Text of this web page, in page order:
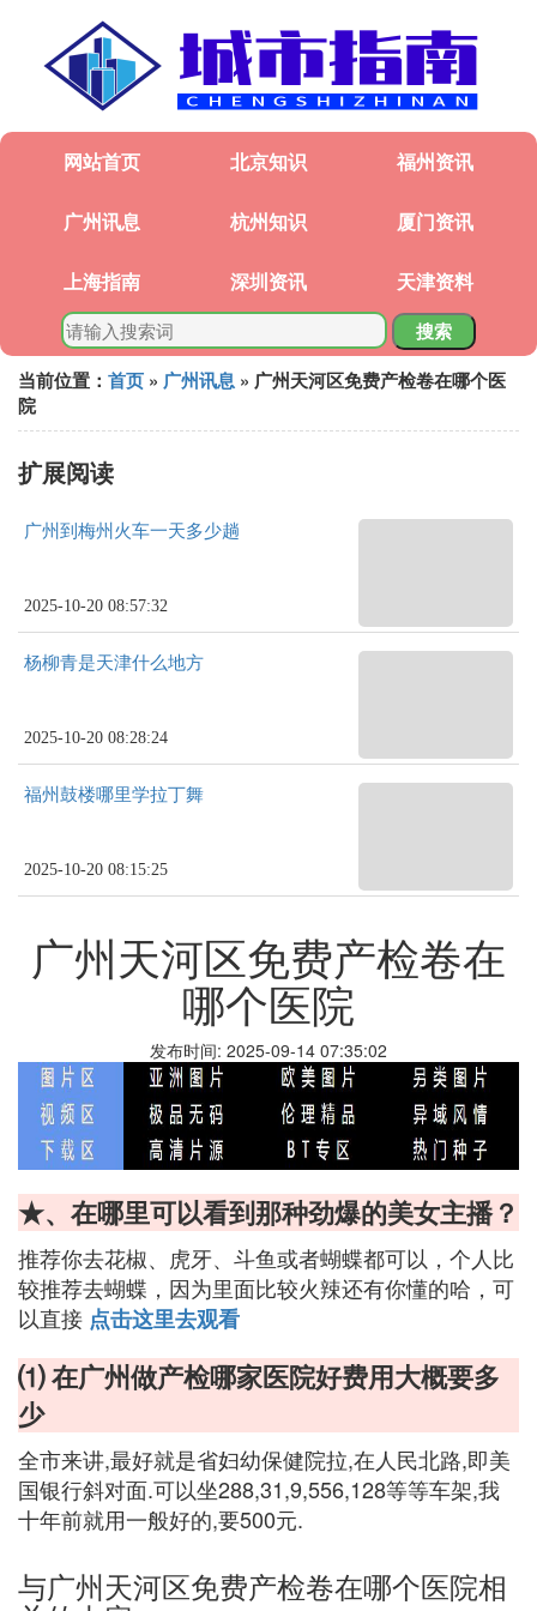
网站首页 北京知识 福州资讯
广州讯息 杭州知识 厦门资讯
上海指南 深圳资讯 天津资料
搜索
当前位置： 首页 » 广州讯息 » 广州天河区免费产检卷在哪个医
院
扩展阅读
广州到梅州火车一天多少趟
2025-10-20 08:57:32
杨柳青是天津什么地方
2025-10-20 08:28:24
福州鼓楼哪里学拉丁舞
2025-10-20 08:15:25
广州天河区免费产检卷在
哪个医院
发布时间: 2025-09-14 07:35:02
★、在哪里可以看到那种劲爆的美女主播？
推荐你去花椒、虎牙、斗鱼或者蝴蝶都可以，个人比
较推荐去蝴蝶，因为里面比较火辣还有你懂的哈，可
以直接 点击这里去观看
⑴ 在广州做产检哪家医院好费用大概要多
少
全市来讲,最好就是省妇幼保健院拉,在人民北路,即美
国银行斜对面.可以坐288,31,9,556,128等等车架,我
十年前就用一般好的,要500元.
与广州天河区免费产检卷在哪个医院相